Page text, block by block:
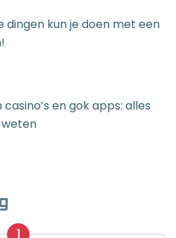
dingen kun je doen met een
en gok apps: alles
1